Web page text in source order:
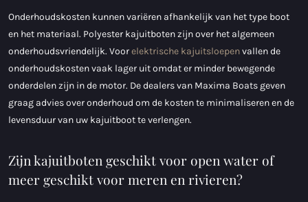
Onderhoudskosten kunnen variëren afhankelijk van het type boot
en het materiaal. Polyester kajuitboten zijn over het algemeen
onderhoudsvriendelijk. Voorelektrische kajuitsloepenvallen de
onderhoudskosten vaak lager uit omdat er minder bewegende
onderdelen zijn in de motor. De dealers van Maxima Boats geven
graag advies over onderhoud om de kosten te minimaliseren en de
levensduur van uw kajuitboot te verlengen.
Zijn kajuitboten geschikt voor open water of
meer geschikt voor meren en rivieren?